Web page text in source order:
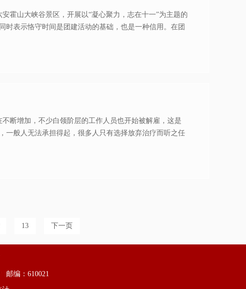
霍山大峡谷景区，开展以“凝心聚力，志在十一”为主题的
时表示恪守时间是团建活动的基础，也是一种信用。在团
断增加，不少白领阶层的工作人员也开始被解雇，这是
一般人无法承担得起，很多人只有选择放弃治疗而听之任
13 下一页
编：610021